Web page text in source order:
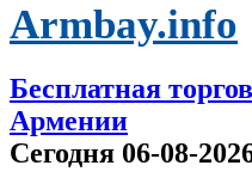
Armbay.info
Бесплатная
Армении
Сегодня 06-08-